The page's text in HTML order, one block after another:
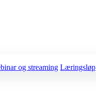
og streaming Læringsløp